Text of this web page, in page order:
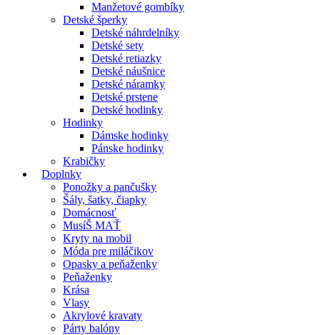
Manžetové gombíky
Detské šperky
Detské náhrdelníky
Detské sety
Detské retiazky
Detské náušnice
Detské náramky
Detské prstene
Detské hodinky
Hodinky
Dámske hodinky
Pánske hodinky
Krabičky
Doplnky
Ponožky a pančušky
Šály, šatky, čiapky
Domácnosť
MusíŠ MAŤ
Kryty na mobil
Móda pre miláčikov
Opasky a peňaženky
Peňaženky
Krása
Vlasy
Akrylové kravaty
Párty balóny